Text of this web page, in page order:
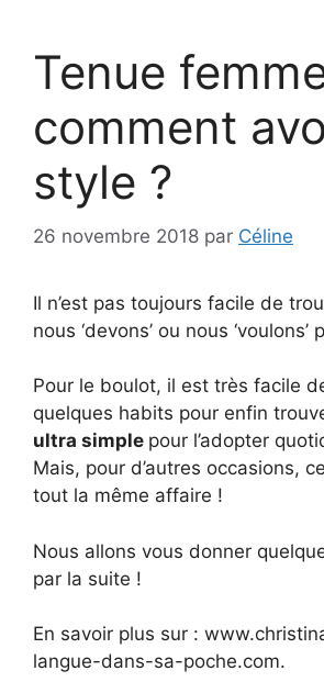
Tenue
comment
style ?
26 novembre 2018 par Céline
Il n’est pas toujours facile de
nous ‘devons’ ou nous ‘voulons’
Pour le boulot, il est très facile
quelques habits pour enfin
ultra simple pour l’adopter
Mais, pour d’autres occasions,
tout la même affaire !
Nous allons vous donner
par la suite !
En savoir plus sur :
langue-dans-sa-poche.com.